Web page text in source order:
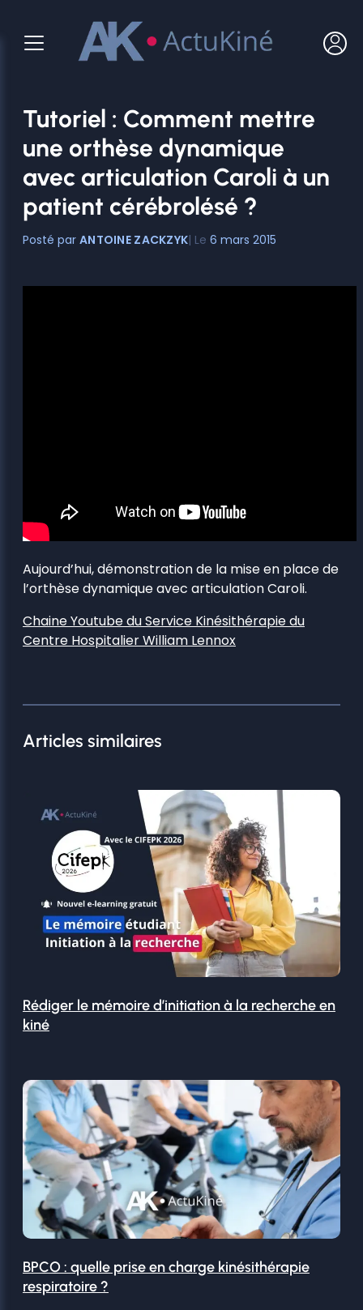
contenu
Tutoriel : Comment mettre
une orthèse dynamique
avec articulation Caroli à un
patient cérébrolésé ?
ANTOINE ZACKZYK 6 mars 2015
Aujourd’hui, démonstration de la mise en place de
l’orthèse dynamique avec articulation Caroli.
Chaine Youtube du Service Kinésithérapie du
Centre Hospitalier William Lennox
Articles similaires
Rédiger le mémoire d’initiation à la recherche en
kiné
BPCO : quelle prise en charge kinésithérapie
respiratoire ?